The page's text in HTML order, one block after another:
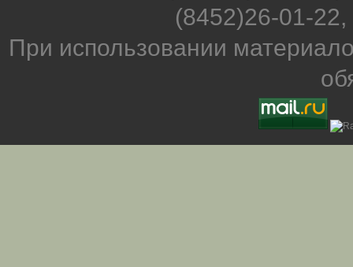
(8452)26-01-
При использовании